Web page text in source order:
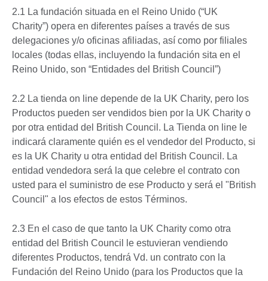
2.1 La fundación situada en el Reino Unido (“UK
Charity”) opera en diferentes países a través de sus
delegaciones y/o oficinas afiliadas, así como por filiales
locales (todas ellas, incluyendo la fundación sita en el
Reino Unido, son “Entidades del British Council”)
2.2 La tienda on line depende de la UK Charity, pero los
Productos pueden ser vendidos bien por la UK Charity o
por otra entidad del British Council. La Tienda on line le
indicará claramente quién es el vendedor del Producto, si
es la UK Charity u otra entidad del British Council. La
entidad vendedora será la que celebre el contrato con
usted para el suministro de ese Producto y será el "British
Council" a los efectos de estos Términos.
2.3 En el caso de que tanto la UK Charity como otra
entidad del British Council le estuvieran vendiendo
diferentes Productos, tendrá Vd. un contrato con la
Fundación del Reino Unido (para los Productos que la